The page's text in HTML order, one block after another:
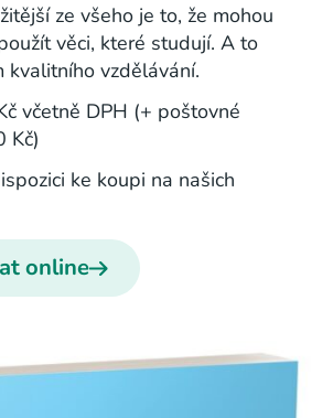
ze všeho je to, že mohou
věci, které studují. A to
kvalitního vzdělávání.
včetně DPH (+ poštovné
Kč)
ke koupi na našich
online